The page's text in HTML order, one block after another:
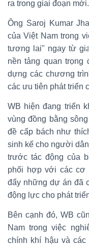
ra trong giai đoạn mới.
Ông Saroj Kumar
của Việt Nam trong
tương lai" ngay từ
nền tảng quan
dựng các chương
các ưu tiên phát triển
WB hiện đang triển
vùng đồng bằng
đề cấp bách như
sinh kế cho người
trước tác động của
phối hợp với các cơ
đẩy những dự án đã
động lực cho phát
Bên cạnh đó, WB
Nam trong việc
chính khí hậu và các